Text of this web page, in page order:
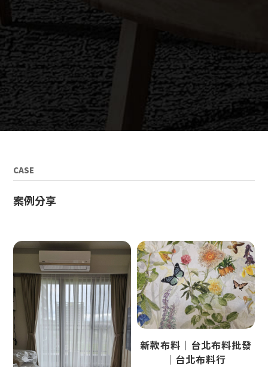
CASE
案例分享
新款布料｜台北布料批發
｜台北布料行